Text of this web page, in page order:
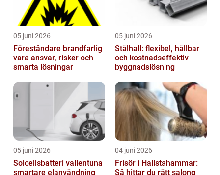
05 juni 2026
Föreståndare brandfarlig
vara ansvar, risker och
smarta lösningar
05 juni 2026
Stålhall: flexibel, hållbar
och kostnadseffektiv
byggnadslösning
05 juni 2026
Solcellsbatteri vallentuna
smartare elanvändning
04 juni 2026
Frisör i Hallstahammar:
Så hittar du rätt salong